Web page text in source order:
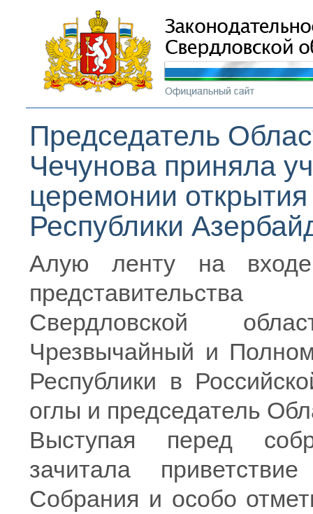
Председатель
Чечунова приняла
церемонии открытия
Республики
Алую ленту на входе
Свердловской
Чрезвычайный и
Республики в
оглы и председатель
Выступая перед
зачитала
Собрания и особо